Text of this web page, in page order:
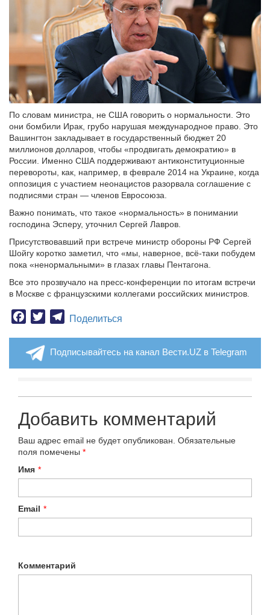
По словам министра, не США говорить о нормальности. Это
они бомбили Ирак, грубо нарушая международное право. Это
Вашингтон закладывает в государственный бюджет 20
миллионов долларов, чтобы «продвигать демократию» в
России. Именно США поддерживают антиконституционные
перевороты, как, например, в феврале 2014 на Украине, когда
оппозиция с участием неонацистов разорвала соглашение с
подписями стран — членов Евросоюза.
Важно понимать, что такое «нормальность» в понимании
господина Эсперу, уточнил Сергей Лавров.
Присутствовавший при встрече министр обороны РФ Сергей
Шойгу коротко заметил, что «мы, наверное, всё-таки побудем
пока «ненормальными» в глазах главы Пентагона.
Все это прозвучало на пресс-конференции по итогам встречи
в Москве с французскими коллегами российских министров.
Facebook
TwitterTelegram
Поделиться
Подписывайтесь на канал Вести.UZ в Telegram
Добавить комментарий
Ваш адрес email не будет опубликован. Обязательные
поля помечены *
Имя *
Email *
Комментарий